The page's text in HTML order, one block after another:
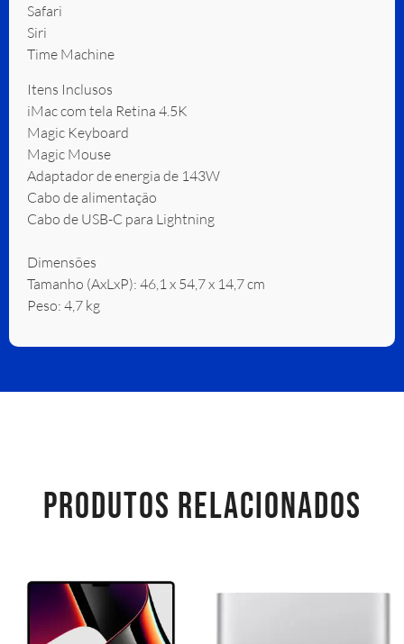
Safari
Siri
Time Machine
Itens Inclusos
iMac com tela Retina 4.5K
Magic Keyboard
Magic Mouse
Adaptador de energia de 143W
Cabo de alimentação
Cabo de USB-C para Lightning
Dimensões
Tamanho (AxLxP): 46,1 x 54,7 x 14,7 cm
Peso: 4,7 kg
PRODUTOS RELACIONADOS